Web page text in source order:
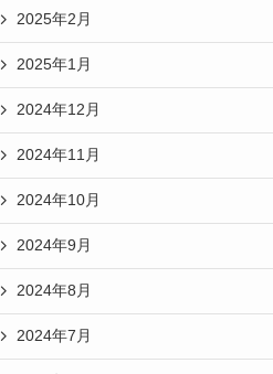
2025年2月
2025年1月
2024年12月
2024年11月
2024年10月
2024年9月
2024年8月
2024年7月